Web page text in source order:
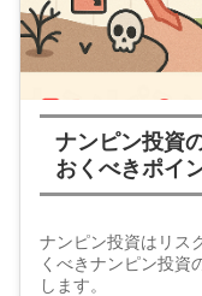
ナンピン投資
おくべきポイ
ナンピン投資はリス
くべきナンピン投資
します。